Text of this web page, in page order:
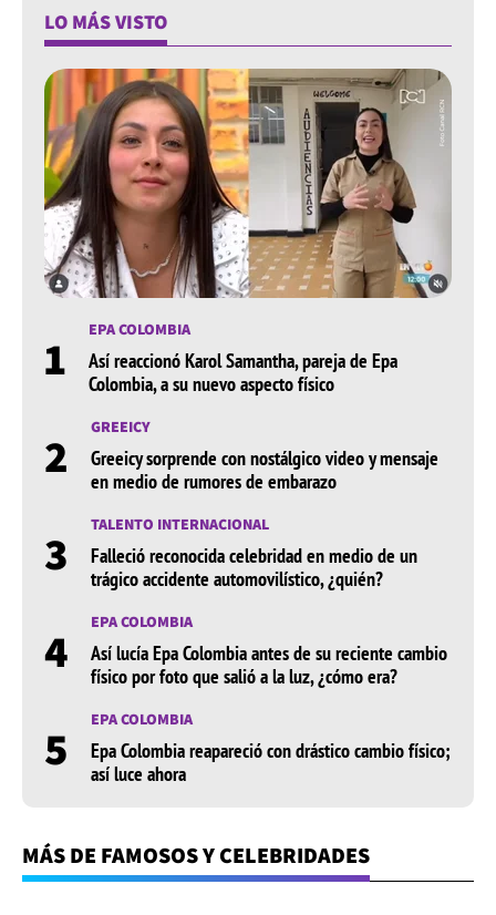
LO MÁS VISTO
1 EPA COLOMBIA
Así reaccionó Karol Samantha, pareja de Epa
Colombia, a su nuevo aspecto físico
2 GREEICY
Greeicy sorprende con nostálgico video y mensaje
en medio de rumores de embarazo
3 TALENTO INTERNACIONAL
Falleció reconocida celebridad en medio de un
trágico accidente automovilístico, ¿quién?
4 EPA COLOMBIA
Así lucía Epa Colombia antes de su reciente cambio
físico por foto que salió a la luz, ¿cómo era?
5 EPA COLOMBIA
Epa Colombia reapareció con drástico cambio físico;
así luce ahora
MÁS DE FAMOSOS Y CELEBRIDADES